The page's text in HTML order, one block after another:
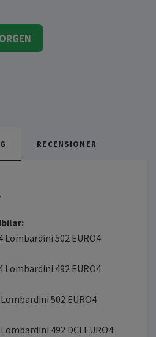
RECENSIONER
Lombardini 502 EURO4
Lombardini 492 EURO4
502 EURO4
492 DCI EURO4